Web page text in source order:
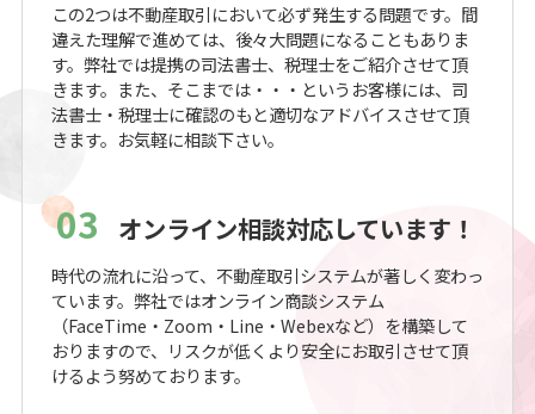
この2つは不動産取引において必ず発生する問題です。間
違えた理解で進めては、後々大問題になることもありま
す。弊社では提携の司法書士、税理士をご紹介させて頂
きます。また、そこまでは・・・というお客様には、司
法書士・税理士に確認のもと適切なアドバイスさせて頂
きます。お気軽に相談下さい。
03 オンライン相談対応しています！
時代の流れに沿って、不動産取引システムが著しく変わっ
ています。弊社ではオンライン商談システム
（FaceTime・Zoom・Line・Webexなど）を構築して
おりますので、リスクが低くより安全にお取引させて頂
けるよう努めております。